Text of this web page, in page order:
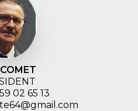
02 65 13